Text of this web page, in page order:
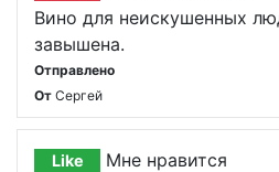
Вино для неискушенных
завышена.
Отправлено
От Сергей
Like
Мне нравится